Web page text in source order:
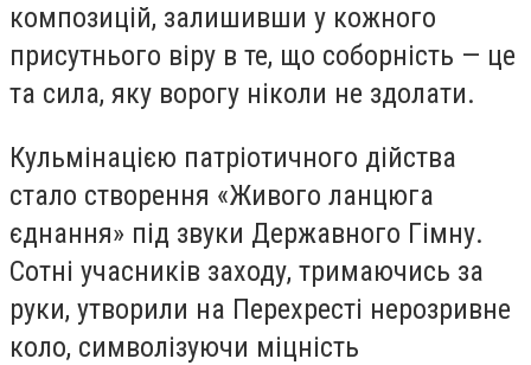
композицій, залишивши у кожного
присутнього віру в те, що соборність — це
та сила, яку ворогу ніколи не здолати.
Кульмінацією патріотичного дійства
стало створення «Живого ланцюга
єднання» під звуки Державного Гімну.
Сотні учасників заходу, тримаючись за
руки, утворили на Перехресті нерозривне
коло, символізуючи міцність